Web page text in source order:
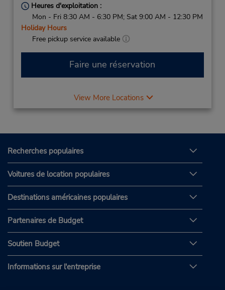
Heures d'exploitation :
Mon - Fri 8:30 AM - 6:30 PM; Sat 9:00 AM - 12:30 PM
Holiday Hours
Free pickup service available
Faire une réservation
View More Locations
Recherches populaires
Voitures de location populaires
Destinations américaines populaires
Partenaires de Budget
Soutien Budget
Informations sur l'entreprise